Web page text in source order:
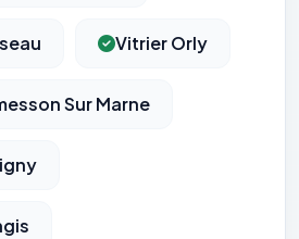
Vitrier Orly
Sur Marne